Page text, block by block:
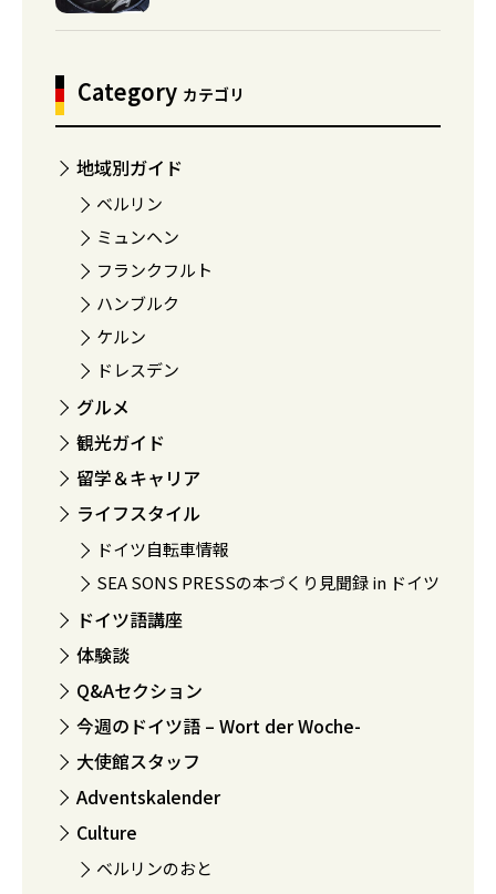
Category カテゴリ
地域別ガイド
ベルリン
ミュンヘン
フランクフルト
ハンブルク
ケルン
ドレスデン
グルメ
観光ガイド
留学＆キャリア
ライフスタイル
ドイツ自転車情報
SEA SONS PRESSの本づくり見聞録 in ドイツ
ドイツ語講座
体験談
Q&Aセクション
今週のドイツ語 – Wort der Woche-
大使館スタッフ
Adventskalender
Culture
ベルリンのおと